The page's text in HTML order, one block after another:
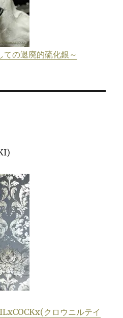
ての退廃的硫化銀～
クロウニルテイ